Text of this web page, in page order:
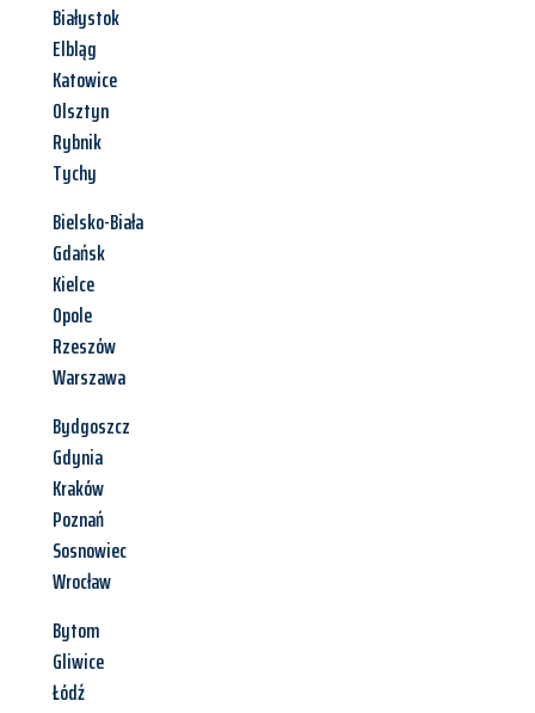
Białystok
Elbląg
Katowice
Olsztyn
Rybnik
Tychy
Bielsko-Biała
Gdańsk
Kielce
Opole
Rzeszów
Warszawa
Bydgoszcz
Gdynia
Kraków
Poznań
Sosnowiec
Wrocław
Bytom
Gliwice
Łódź